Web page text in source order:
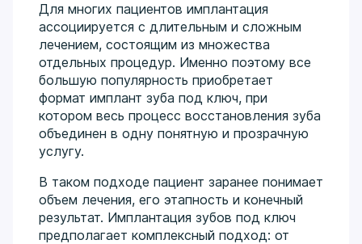
лифтинг с четким пониманием, как будущий
протез повлияет на сустав и осанку.
Гнатология как философия лечения: Диагностика
дисфункций ВНЧС, выявление причин головных
болей и стираемости зубов. Восстановление
правильного прикуса и гармоничной работы
жевательных мышц перед началом любого
лечения.
Междисциплинарный подход:
эндодонтии, хирургии и протезирования для
долгосрочной стабильности результата без риска
«поломок» реставраций.
Для многих пациентов имплантация
ассоциируется с длительным и сложным
лечением, состоящим из множества
отдельных процедур. Именно поэтому все
большую популярность приобретает
формат имплант зуба под ключ, при
котором весь процесс восстановления зуба
объединен в одну понятную и прозрачную
услугу.
В таком подходе пациент заранее понимает
объем лечения, его этапность и конечный
результат. Имплантация зубов под ключ
предполагает комплексный подход: от